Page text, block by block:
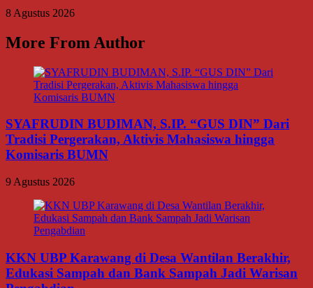
8 Agustus 2026
More From Author
SYAFRUDIN BUDIMAN, S.IP. “GUS DIN” Dari
Tradisi Pergerakan, Aktivis Mahasiswa hingga
Komisaris BUMN
9 Agustus 2026
KKN UBP Karawang di Desa Wantilan Berakhir,
Edukasi Sampah dan Bank Sampah Jadi Warisan